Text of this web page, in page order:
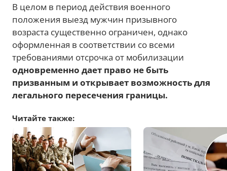
В целом в период действия военного
положения выезд мужчин призывного
возраста существенно ограничен, однако
оформленная в соответствии со всеми
требованиями отсрочка от мобилизации
одновременно дает право не быть
призванным и открывает возможность для
легального пересечения границы.
Читайте также: